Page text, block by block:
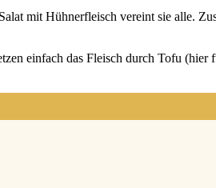
mit Hüh­ner­fleisch ver­eint sie alle.
ein­fach das Fleisch durch Tofu (hier